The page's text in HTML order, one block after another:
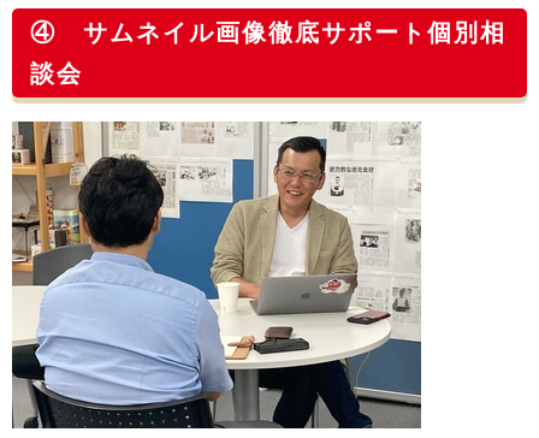
④ サムネイル画像徹底サポート個別相
談会